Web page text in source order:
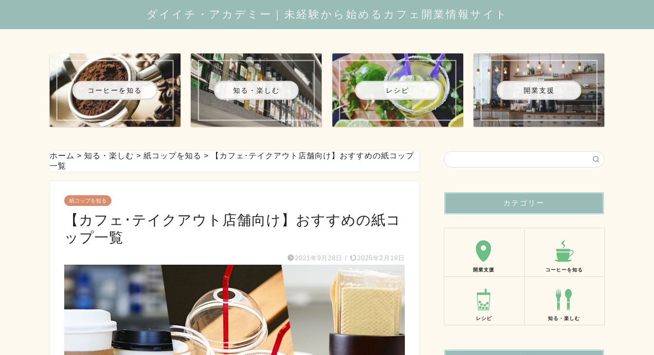
ダイイチ・アカデミー｜未経験から始めるカフェ開業情報サイト
コーヒーを知る 知る・楽しむ レシピ 開業支援
ホーム > 知る・楽しむ > 紙コップを知る >
【カフェ･テイクアウト店舗向け】おすすめの紙コップ
一覧
紙コップを知る
【カフェ･テイクアウト店舗向け】おすすめの紙コ
ップ一覧
2021年9月28日 / 2025年2月19日
カテゴリー
開業支援 コーヒーを知る
レシピ 知る・楽しむ